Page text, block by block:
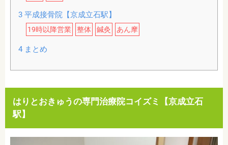
3平成接骨院【京成立石駅】
19時以降営業 整体 鍼灸 あん摩
4まとめ
はりとおきゅうの専門治療院コイズミ【京成立石
駅】